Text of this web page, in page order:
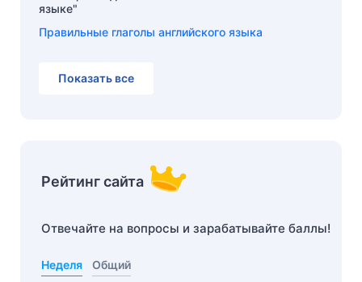
языке"
Правильные глаголы английского языка
Показать все
Рейтинг сайта
Отвечайте на вопросы и зарабатывайте баллы!
Неделя Общий